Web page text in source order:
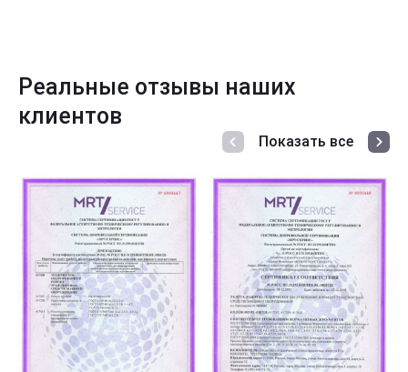
Реальные отзывы наших
клиентов
Показать все